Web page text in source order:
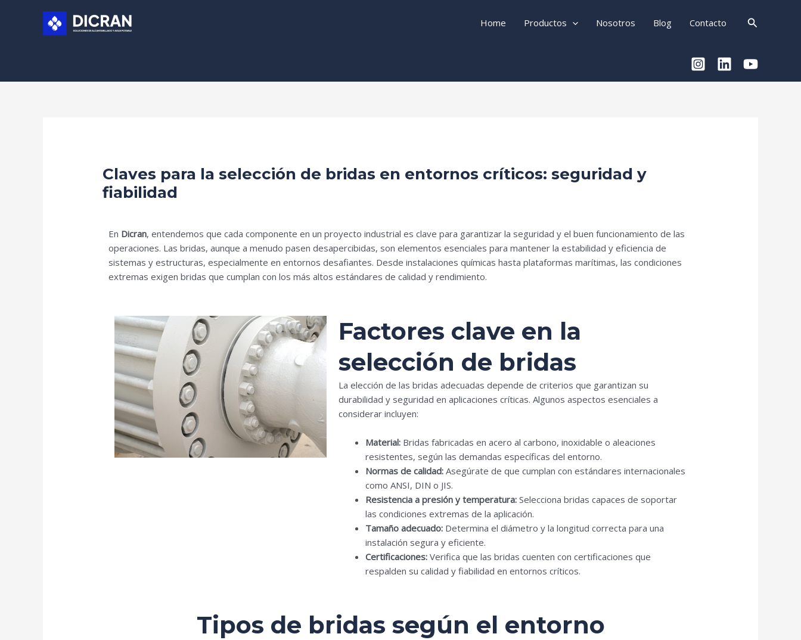
Home Productos Nosotros Blog Contacto Buscar
Claves para la selección de bridas en entornos críticos: seguridad y
fiabilidad
En Dicran, entendemos que cada componente en un proyecto industrial es clave para garantizar la seguridad y el buen funcionamiento de las
operaciones. Las bridas, aunque a menudo pasen desapercibidas, son elementos esenciales para mantener la estabilidad y eficiencia de
sistemas y estructuras, especialmente en entornos desafiantes. Desde instalaciones químicas hasta plataformas marítimas, las condiciones
extremas exigen bridas que cumplan con los más altos estándares de calidad y rendimiento.
Factores clave en la
selección de bridas
La elección de las bridas adecuadas depende de criterios que garantizan su
durabilidad y seguridad en aplicaciones críticas. Algunos aspectos esenciales a
considerar incluyen:
Material:Bridas fabricadas en acero al carbono, inoxidable o aleaciones
resistentes, según las demandas específicas del entorno.
Normas de calidad:Asegúrate de que cumplan con estándares internacionales
como ANSI, DIN o JIS.
Resistencia a presión y temperatura:Selecciona bridas capaces de soportar
las condiciones extremas de la aplicación.
Tamaño adecuado:Determina el diámetro y la longitud correcta para una
instalación segura y eficiente.
Certificaciones:Verifica que las bridas cuenten con certificaciones que
respalden su calidad y fiabilidad en entornos críticos.
Tipos de bridas según el entorno